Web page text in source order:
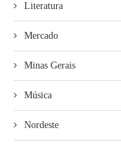
Literatura
Mercado
Minas Gerais
Música
Nordeste